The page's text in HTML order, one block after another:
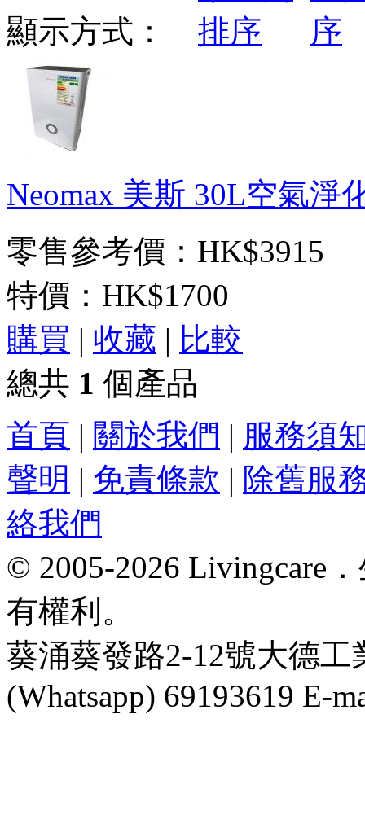
顯示方式：
Neomax 美斯 30L空氣淨
零售參考價：HK$3915
特價： HK$1700
購買 | 收藏 | 比較
總共 1 個產品
首頁 | 關於我們 | 服務須
聲明 | 免責條款 | 除舊服
絡我們
© 2005-2026 Livingcare
有權利。
葵涌葵發路2-12號大德工
(Whatsapp) 69193619 E-